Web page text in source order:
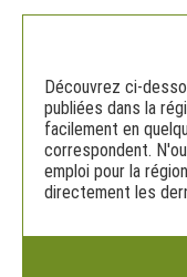
Découvrez ci-
publiées dans la
facilement en
correspondent.
emploi pour la
directement les